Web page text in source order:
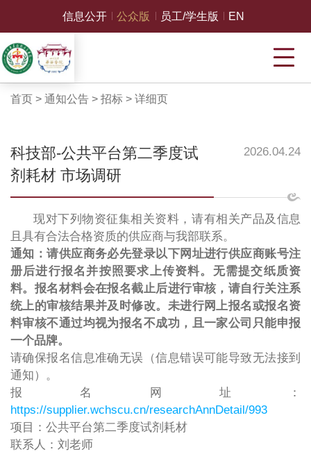
信息公开 公众版 员工/学生版 EN
首页 > 通知公告> 招标> 详细页
科技部-公共平台第二季度试
剂耗材 市场调研
2026.04.24
现对下列物资征集相关资料，请有相关产品及信息
且具有合法合格资质的供应商与我部联系。
通知：请供应商务必先登录以下网址进行供应商账号注
册后进行报名并按照要求上传资料。无需提交纸质资
料。报名材料会在报名截止后进行审核，请自行关注系
统上的审核结果并及时修改。未进行网上报名或报名资
料审核不通过均视为报名不成功，且一家公司只能申报
一个品牌。
请确保报名信息准确无误（信息错误可能导致无法接到
通知）。
报名网址：
https://supplier.wchscu.cn/researchAnnDetail/993
项目：公共平台第二季度试剂耗材
联系人：刘老师